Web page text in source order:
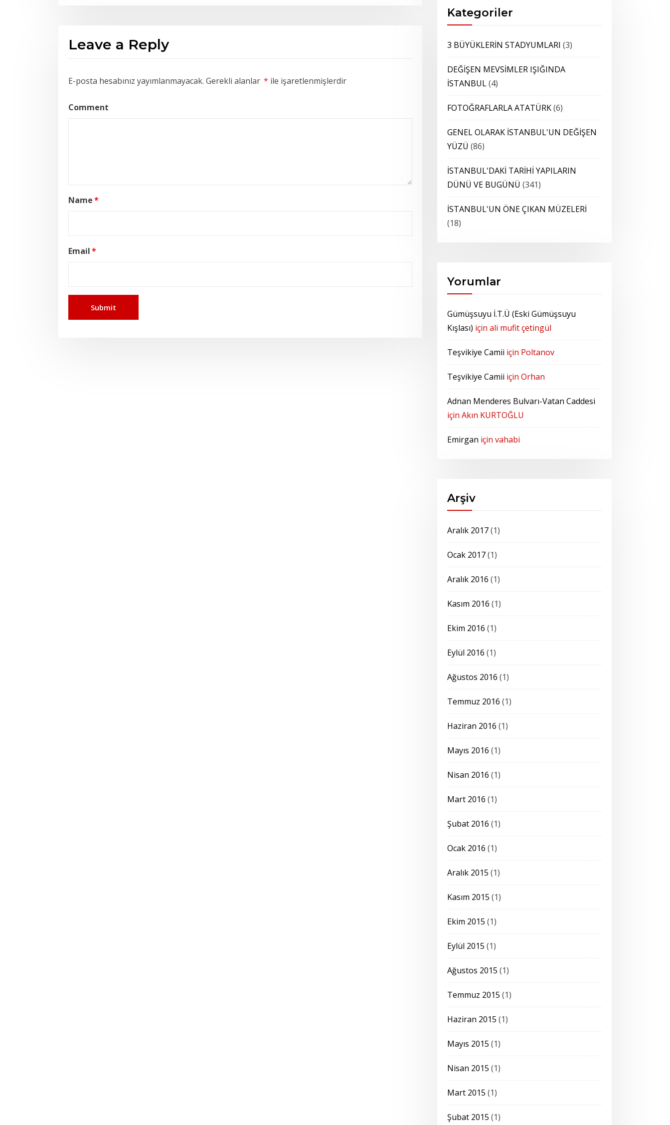
Leave a Reply
E-posta hesabınız yayımlanmayacak. Gerekli alanlar * ile işaretlenmişlerdir
Comment
Name*
Email*
Kategoriler
3 BÜYÜKLERİN STADYUMLARI (3)
DEĞİŞEN MEVSİMLER IŞIĞINDA
İSTANBUL(4)
FOTOĞRAFLARLA ATATÜRK(6)
GENEL OLARAK İSTANBUL'UN DEĞİŞEN
YÜZÜ (86)
İSTANBUL'DAKİ TARİHİ YAPILARIN
DÜNÜ VE BUGÜNÜ (341)
İSTANBUL'UN ÖNE ÇIKAN MÜZELERİ
(18)
Yorumlar
Gümüşsuyu İ.T.Ü (Eski Gümüşsuyu
Kışlası) için ali mufit çetingül
Teşvikiye Camii için Poltanov
Teşvikiye Camii için Orhan
Adnan Menderes Bulvarı-Vatan Caddesi
için Akın KURTOĞLU
Emirgan için vahabi
Arşiv
Aralık 2017(1)
Ocak 2017(1)
Aralık 2016 (1)
Kasım 2016 (1)
Ekim 2016 (1)
Eylül 2016 (1)
Ağustos 2016 (1)
Temmuz 2016 (1)
Haziran 2016 (1)
Mayıs 2016 (1)
Nisan 2016 (1)
Mart 2016 (1)
Şubat 2016 (1)
Ocak 2016 (1)
Aralık 2015 (1)
Kasım 2015 (1)
Ekim 2015 (1)
Eylül 2015 (1)
Ağustos 2015 (1)
Temmuz 2015 (1)
Haziran 2015 (1)
Mayıs 2015 (1)
Nisan 2015 (1)
Mart 2015 (1)
Şubat 2015 (1)